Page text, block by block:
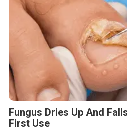
Fungus Dries Up And
First Use